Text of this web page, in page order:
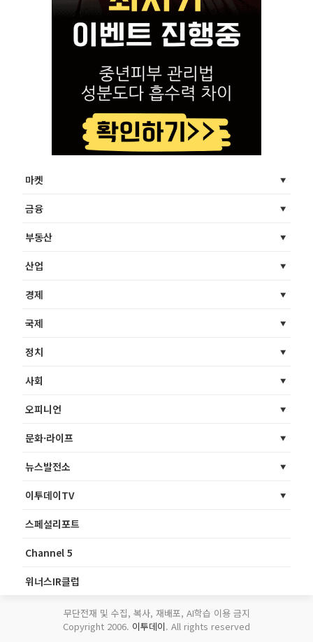
마켓
금융
부동산
산업
경제
국제
정치
사회
오피니언
문화·라이프
뉴스발전소
이투데이TV
스페셜리포트
Channel 5
위너스IR클럽
무단전재 및 수집, 복사, 재배포, AI학습 이용 금지
Copyright 2006. 이투데이. All rights reserved